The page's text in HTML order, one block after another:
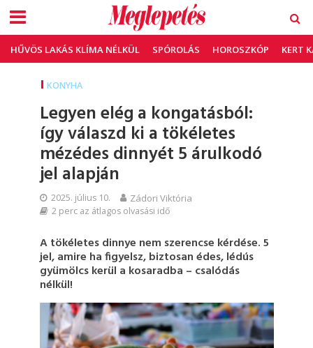
HŰVÖS LAKÁS KLÍMA NÉLKÜL SPÓROLÁS HOROSZKÓP KERT
KONYHA
Legyen elég a kongatásból:
így válaszd ki a tökéletes
mézédes dinnyét 5 árulkodó
jel alapján
2025. július 10. Zádori Viktória
2 perc az átlagos olvasási idő
A tökéletes dinnye nem szerencse kérdése. 5
jel, amire ha figyelsz, biztosan édes, lédús
gyümölcs kerül a kosaradba – csalódás
nélkül!